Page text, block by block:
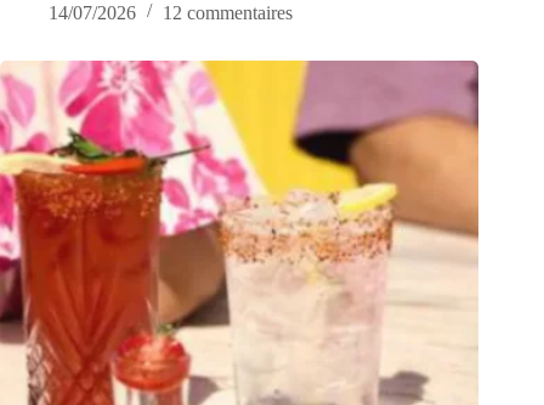
14/07/2026
12 commentaires